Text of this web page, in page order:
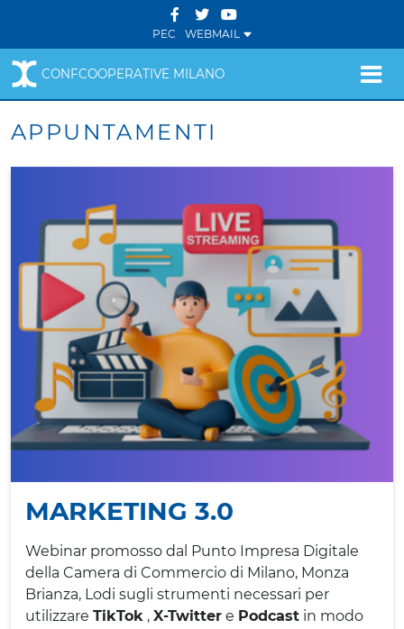
PEC WEBMAIL
CONFCOOPERATIVE MILANO
APPUNTAMENTI
MARKETING 3.0
Webinar promosso dal Punto Impresa Digitale
della Camera di Commercio di Milano, Monza
Brianza, Lodi sugli strumenti necessari per
utilizzare TikTok , X-Twitter e Podcast in modo